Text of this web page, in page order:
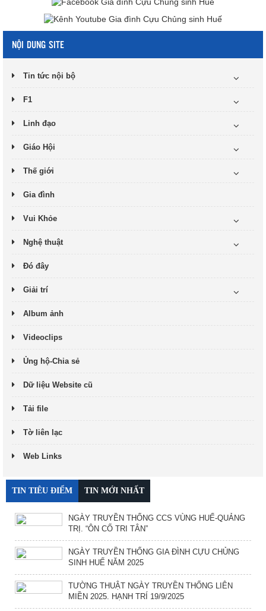
NỘI DUNG SITE
Tin tức nội bộ
F1
Linh đạo
Giáo Hội
Thế giới
Gia đình
Vui Khỏe
Nghệ thuật
Đó đây
Giải trí
Album ảnh
Videoclips
Ủng hộ-Chia sẻ
Dữ liệu Website cũ
Tải file
Tờ liên lạc
Web Links
TIN TIÊU ĐIỂM TIN MỚI NHẤT
NGÀY TRUYỀN THỐNG CCS VÙNG HUẾ-QUẢNG
TRỊ. “ÔN CỐ TRI TÂN”
NGÀY TRUYỀN THỐNG GIA ĐÌNH CỰU CHỦNG
SINH HUẾ NĂM 2025
TƯỜNG THUẬT NGÀY TRUYỀN THỐNG LIÊN
MIỀN 2025. HẠNH TRÍ 19/9/2025